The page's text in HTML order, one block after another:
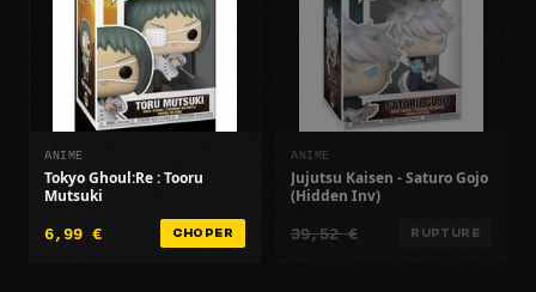
ANIME
Tokyo Ghoul:Re : Tooru
Mutsuki
6,99 € CHOPER
ANIME
Jujutsu Kaisen - Saturo Gojo
(Hidden Inv)
39,52 € RUPTURE